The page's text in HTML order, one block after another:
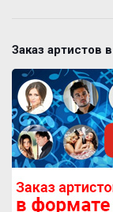
Заказ артистов